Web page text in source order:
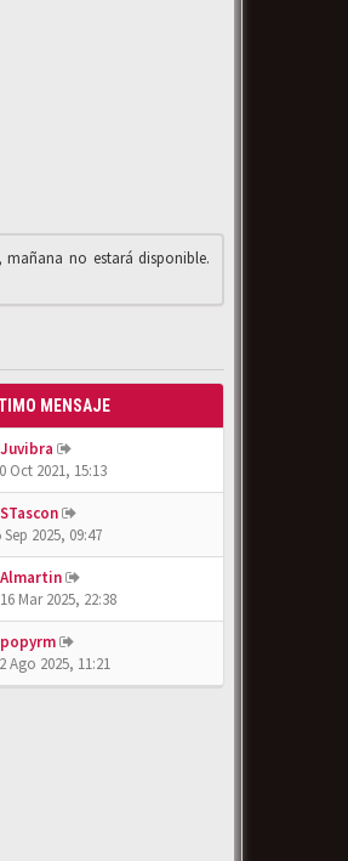
mañana no estará disponible.
MENSAJE
Juvibra
Oct 2021, 15:13
STascon
2025, 09:47
Almartin
Mar 2025, 22:38
popyrm
Ago 2025, 11:21